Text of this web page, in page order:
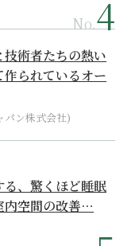
No.
術者たちの熱い
られているオー
パン株式会社)
る、驚くほど睡眠
内空間の改善…